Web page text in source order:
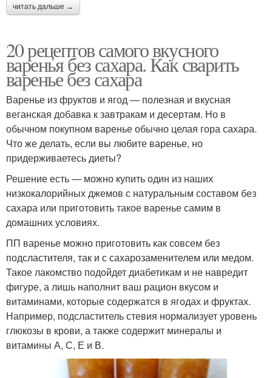
читать дальше →
20 рецептов самого вкусного
варенья без сахара. Как сварить
варенье без сахара
Варенье из фруктов и ягод — полезная и вкусная
веганская добавка к завтракам и десертам. Но в
обычном покупном варенье обычно целая гора сахара.
Что же делать, если вы любите варенье, но
придерживаетесь диеты?
Решение есть — можно купить один из наших
низкокалорийных джемов с натуральным составом без
сахара или приготовить такое варенье самим в
домашних условиях.
ПП варенье можно приготовить как совсем без
подсластителя, так и с сахарозаменителем или медом.
Такое лакомство подойдет диабетикам и не навредит
фигуре, а лишь наполнит ваш рацион вкусом и
витаминами, которые содержатся в ягодах и фруктах.
Например, подсластитель стевия нормализует уровень
глюкозы в крови, а также содержит минералы и
витамины А, С, Е и В.